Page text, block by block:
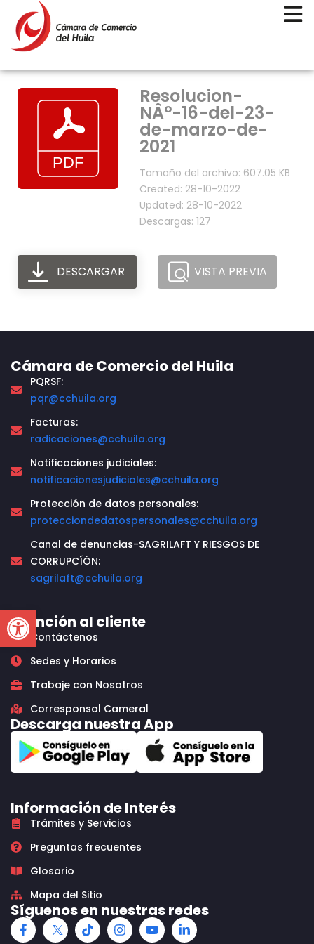
Open toolbar
Resolucion-
NÂ°-16-del-23-
de-marzo-de-
2021
Tamaño del archivo: 607.05 KB
Created: 28-10-2022
Updated: 28-10-2022
Descargas: 127
DESCARGAR VISTA PREVIA
Cámara de Comercio del Huila
PQRSF:
pqr@cchuila.org
Facturas:
radicaciones@cchuila.org
Notificaciones judiciales:
notificacionesjudiciales@cchuila.org
Protección de datos personales:
protecciondedatospersonales@cchuila.org
Canal de denuncias-SAGRILAFT Y RIESGOS DE
CORRUPCÍÓN:
sagrilaft@cchuila.org
Atención al cliente
Contáctenos
Sedes y Horarios
Trabaje con Nosotros
Corresponsal Cameral
Descarga nuestra App
Información de Interés
Trámites y Servicios
Preguntas frecuentes
Glosario
Mapa del Sitio
Síguenos en nuestras redes